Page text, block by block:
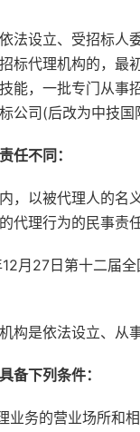
设立、受招标人
标代理机构的，最
能，一批专门从事
公司(后改为中技国
不同：
以被代理人的名
代理行为的民事责
27日第十二届全
是依法设立、从事
备下列条件：
务的营业场所和